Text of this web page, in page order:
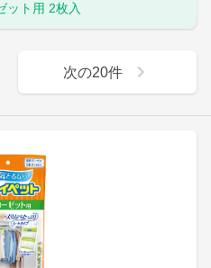
ット用 2枚入
次の20件